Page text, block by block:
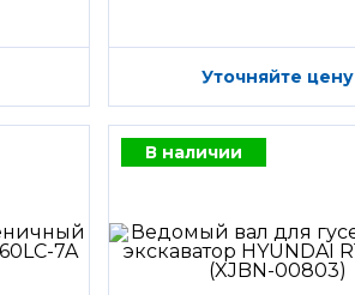
Уточняйте цену
В наличии